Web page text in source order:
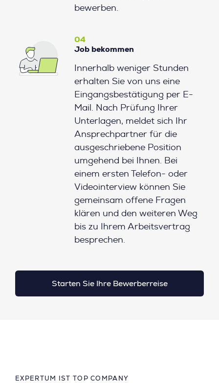
bewerben.
04
Job bekommen
Innerhalb weniger Stunden
erhalten Sie von uns eine
Eingangsbestätigung per E-
Mail. Nach Prüfung Ihrer
Unterlagen, meldet sich Ihr
Ansprechpartner für die
ausgeschriebene Position
umgehend bei Ihnen. Bei
einem ersten Telefon- oder
Videointerview können Sie
gemeinsam offene Fragen
klären und den weiteren Weg
bis zu Ihrem Arbeitsvertrag
besprechen.
Starten Sie Ihre Bewerberreise
EXPERTUM IST TOP COMPANY